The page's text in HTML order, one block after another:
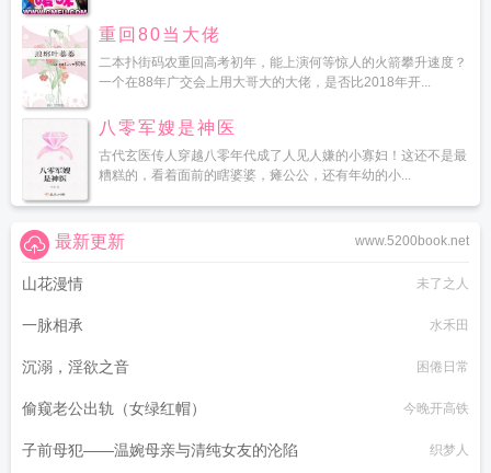
重回80当大佬
二本扑街码农重回高考初年，能上演何等惊人的火箭攀升速度？
一个在88年广交会上用大哥大的大佬，是否比2018年开...
八零军嫂是神医
古代玄医传人穿越八零年代成了人见人嫌的小寡妇！这还不是最
糟糕的，看着面前的瞎婆婆，瘫公公，还有年幼的小...
www.5200book.net
最新更新
山花漫情 未了之人
一脉相承 水禾田
沉溺，淫欲之音 困倦日常
偷窥老公出轨（女绿红帽） 今晚开高铁
子前母犯——温婉母亲与清纯女友的沦陷 织梦人